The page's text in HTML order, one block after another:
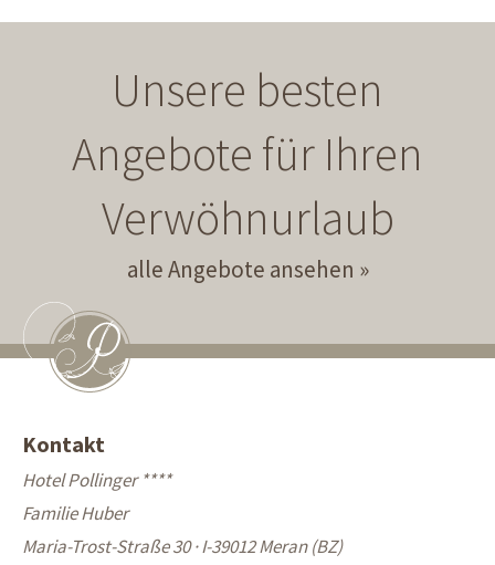
Unsere besten
Angebote für Ihren
Verwöhnurlaub
alle Angebote ansehen
Kontakt
Hotel Pollinger ****
Familie Huber
Maria-Trost-Straße 30 · I-39012 Meran (BZ)